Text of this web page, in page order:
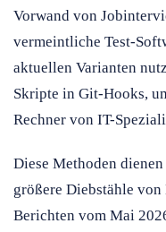
Vorwand von
vermeintliche Test-
aktuellen Varianten
Skripte in Git-Hooks,
Rechner von IT-
Diese Methoden
größere Diebstähle
Berichten vom Mai